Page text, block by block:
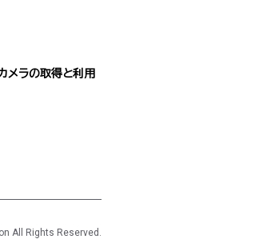
メラの取得と利用
All Rights Reserved.